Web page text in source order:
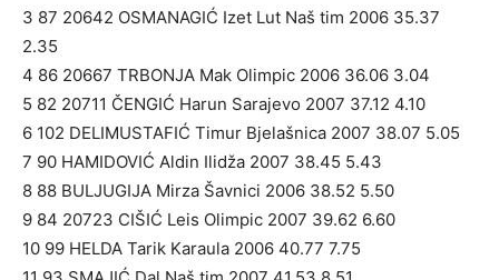
3 87 20642 OSMANAGIĆ Izet Lut Naš tim 2006 35.37
2.35
4 86 20667 TRBONJA Mak Olimpic 2006 36.06 3.04
5 82 20711 ČENGIĆ Harun Sarajevo 2007 37.12 4.10
6 102 DELIMUSTAFIĆ Timur Bjelašnica 2007 38.07 5.05
7 90 HAMIDOVIĆ Aldin Ilidža 2007 38.45 5.43
8 88 BULJUGIJA Mirza Šavnici 2006 38.52 5.50
9 84 20723 CIŠIĆ Leis Olimpic 2007 39.62 6.60
10 99 HELDA Tarik Karaula 2006 40.77 7.75